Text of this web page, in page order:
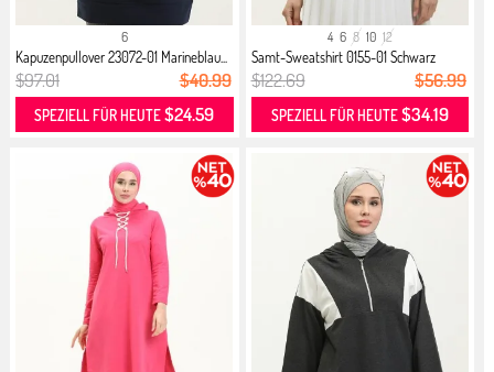
6
Kapuzenpullover 23072-01 Marineblau...
$97.01 $40.99
SPEZIELL FÜR HEUTE$24.59
4 6 8 10 12
Samt-Sweatshirt 0155-01 Schwarz
$122.69 $56.99
SPEZIELL FÜR HEUTE$34.19